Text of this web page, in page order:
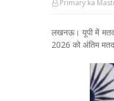
Primary ka
लखनऊ। यूपी में
2026 को अंतिम